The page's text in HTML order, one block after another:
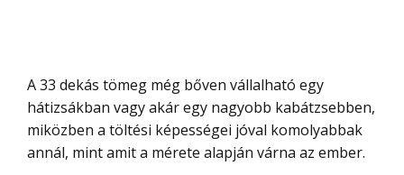
A 33 dekás tömeg még bőven vállalható egy
hátizsákban vagy akár egy nagyobb kabátzsebben,
miközben a töltési képességei jóval komolyabbak
annál, mint amit a mérete alapján várna az ember.